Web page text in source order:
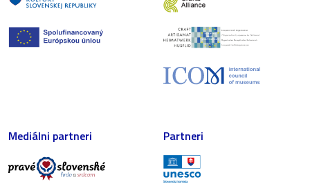
Mediálni partneri Partneri